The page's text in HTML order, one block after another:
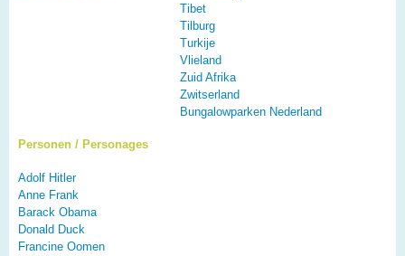
Tibet
Tilburg
Turkije
Vlieland
Zuid Afrika
Zwitserland
Bungalowparken Nederland
Personen / Personages
Adolf Hitler
Anne Frank
Barack Obama
Donald Duck
Francine Oomen